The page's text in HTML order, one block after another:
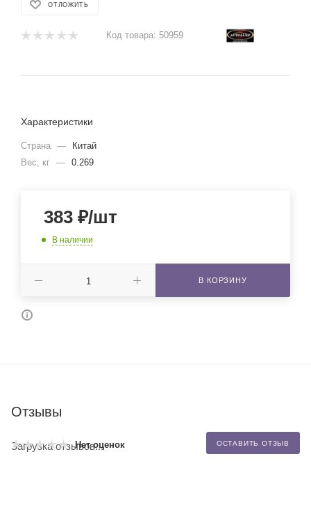
ОТЛОЖИТЬ
Код товара: 50959
Характеристики
Страна —
Китай
Вес, кг — 0.269
383 ₽/шт
В наличии
В КОРЗИНУ
Отзывы
Нет оценок ОСТАВИТЬ ОТЗЫВ
Загрузка отзывов...